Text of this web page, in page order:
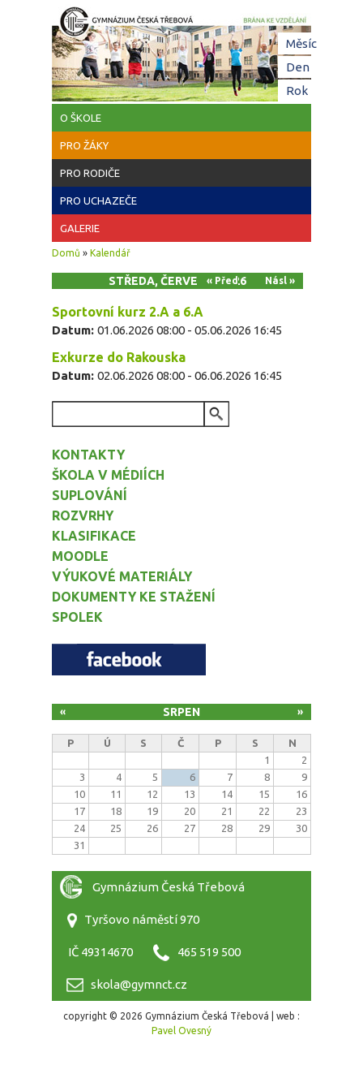
Přejít k hlavnímu obsahu
O ŠKOLE
PRO ŽÁKY
PRO RODIČE
PRO UCHAZEČE
GALERIE
Jste zde
Domů » Kalendář
STŘEDA, ČERVEN 3, 2026
« Před Násl »
Sportovní kurz 2.A a 6.A
Datum: 01.06.2026 08:00 - 05.06.2026 16:45
Exkurze do Rakouska
Datum: 02.06.2026 08:00 - 06.06.2026 16:45
KONTAKTY
ŠKOLA V MÉDIÍCH
SUPLOVÁNÍ
ROZVRHY
KLASIFIKACE
MOODLE
VÝUKOVÉ MATERIÁLY
DOKUMENTY KE STAŽENÍ
SPOLEK
SRPEN
« »
P Ú S Č P S
N
1
2
3
4 5 6 7 8
9
10
11 12 13 14 15
16
17
18 19 20 21 22
23
24
25 26 27 28 29
30
31
Gymnázium Česká Třebová
Tyršovo náměstí 970
IČ 49314670 465 519 500
skola@gymnct.cz
copyright © 2026 Gymnázium Česká Třebová | web :
Pavel Ovesný
Měsíc
Den(aktivní
Rok